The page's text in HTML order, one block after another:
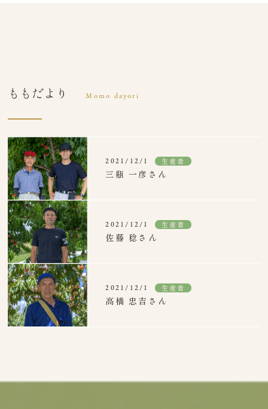
ももだより Momo dayori
2021/12/1 生産者
三瓶 一彦さん
2021/12/1 生産者
佐藤 稔さん
2021/12/1 生産者
高橋 忠吉さん